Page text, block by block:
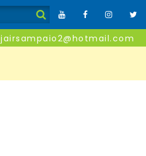
jairsampaio2@hotmail.com